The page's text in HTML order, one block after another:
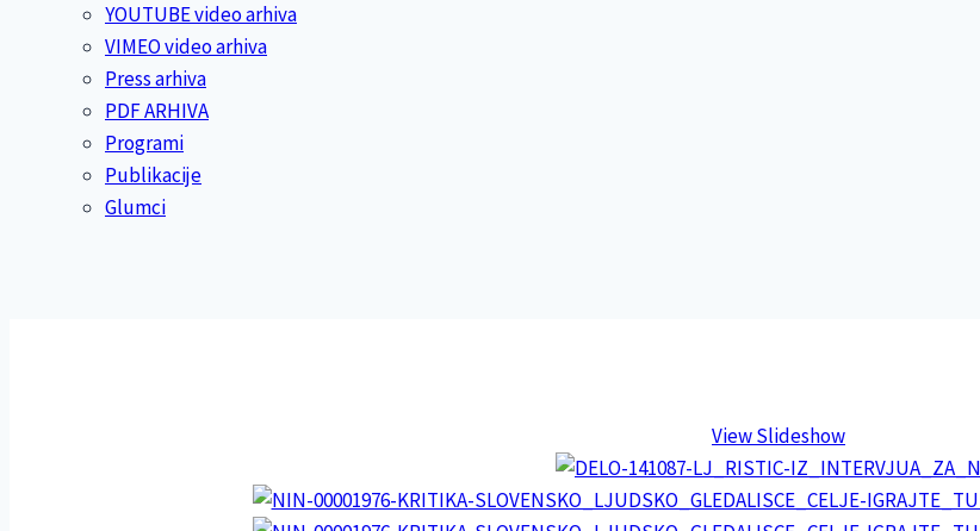
YOUTUBE video arhiva
VIMEO video arhiva
Press arhiva
PDF ARHIVA
Programi
Publikacije
Glumci
View Slideshow